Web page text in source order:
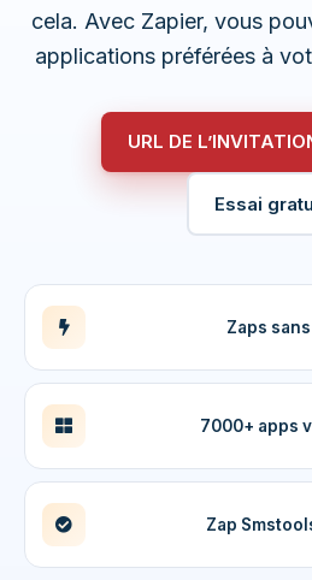
cela. Avec Zapier, vous
applications préférées à
URL DE
Essai
Zaps
7000+ apps
Zap